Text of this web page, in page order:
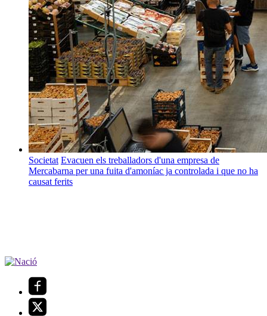
Societat Evacuen els treballadors d'una empresa de
Mercabarna per una fuita d'amoníac ja controlada i que no ha
causat ferits